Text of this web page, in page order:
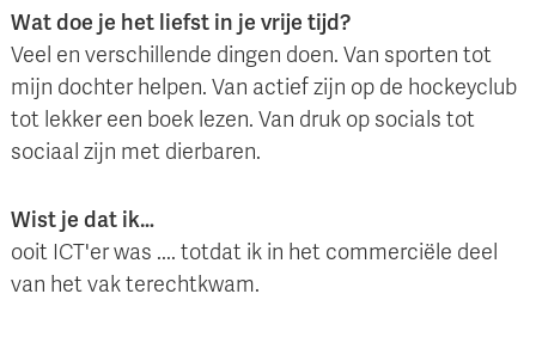
Wat doe je het liefst in je vrije tijd?
Veel en verschillende dingen doen. Van sporten tot
mijn dochter helpen. Van actief zijn op de hockeyclub
tot lekker een boek lezen. Van druk op socials tot
sociaal zijn met dierbaren.
Wist je dat ik…
ooit ICT'er was .... totdat ik in het commerciële deel
van het vak terechtkwam.